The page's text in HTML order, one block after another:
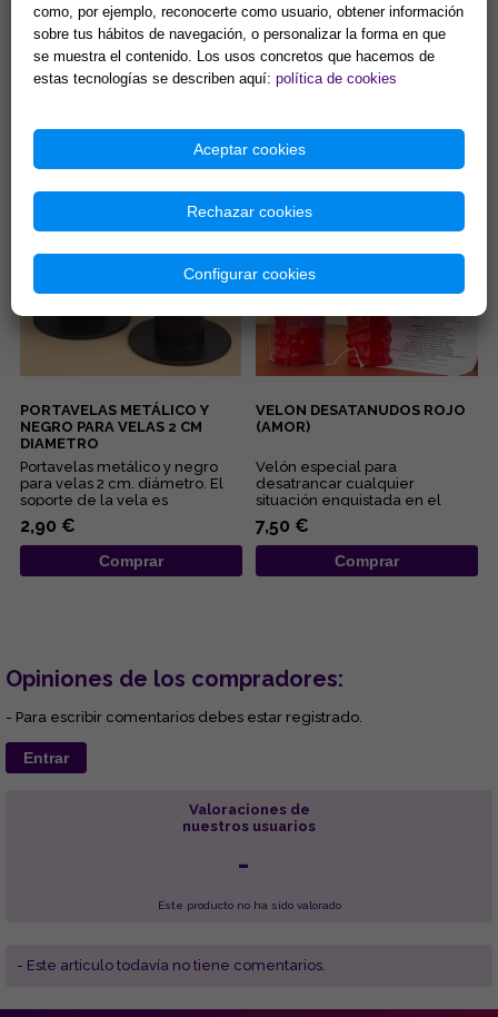
VELA PERFUMANTE DE MIEL,
20x2 CMS
el amor, la unión, el
comunicación....
VELON DE LOS 7 CHAKRAS
ESPECIAL (Para equilibrio
días de combustión
aproximadamente. Especial
para equilibrio interno y
PORTAVELAS METÁLICO Y
NEGRO PARA VELAS 2 CM
DIAMETRO
Portavelas metálico y negro
para velas 2 cm. diámetro. El
soporte de la vela es
representativo del
conocimient...
2,90 €
Comprar
VELON DESATANUDOS ROJO
(AMOR)
Velón especial para
desatrancar cualquier
situación enquistada en el
ámbito amoroso y sexual....
7,50 €
Comprar
Opiniones de los compradores:
- Para escribir comentarios debes estar registrado.
Entrar
Valoraciones de
nuestros usuarios
-
Este producto no ha sido valorado
- Este articulo todavía no tiene comentarios.
como, por ejemplo, reconocerte como usuario, obtener información
sobre tus hábitos de navegación, o personalizar la forma en que
se muestra el contenido. Los usos concretos que hacemos de
estas tecnologías se describen aquí: política de cookies
Aceptar cookies
Rechazar cookies
Configurar cookies